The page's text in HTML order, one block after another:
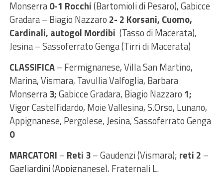
Monserra0-1 Rocchi(Bartomioli di Pesaro), Gabicce
Gradara – Biagio Nazzaro 2- 2 Korsani, Cuomo,
Cardinali, autogol Mordibi (Tasso di Macerata),
Jesina – Sassoferrato Genga (Tirri di Macerata)
CLASSIFICA– Fermignanese, Villa San Martino,
Marina, Vismara, Tavullia Valfoglia, Barbara
Monserra3;Gabicce Gradara, Biagio Nazzaro 1;
Vigor Castelfidardo, Moie Vallesina, S.Orso, Lunano,
Appignanese, Pergolese, Jesina, Sassoferrato Genga
0
MARCATORI – Reti 3– Gaudenzi (Vismara); reti 2 –
Gagliardini (Appignanese), Fraternali L.